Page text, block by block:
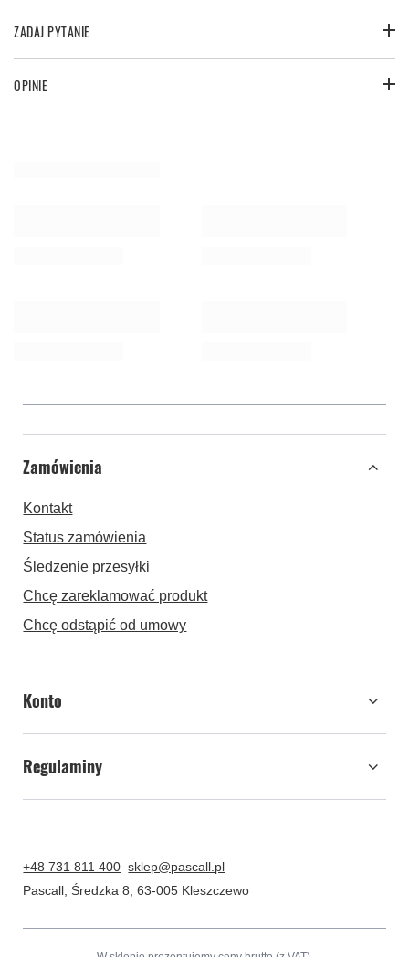
ZADAJ PYTANIE
OPINIE
Zamówienia
Kontakt
Status zamówienia
Śledzenie przesyłki
Chcę zareklamować produkt
Chcę odstąpić od umowy
Konto
Regulaminy
+48 731 811 400 sklep@pascall.pl
Pascall ,Średzka 8 ,63-005 Kleszczewo